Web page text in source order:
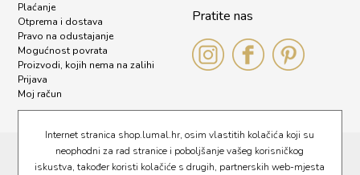
Plaćanje
Otprema i dostava
Pravo na odustajanje
Mogućnost povrata
Proizvodi, kojih nema na zalihi
Prijava
Moj račun
Pratite nas
Pravna obavijest
Internet stranica shop.lumal.hr, osim vlastitih kolačića koji su
neophodni za rad stranice i poboljšanje vašeg korisničkog
iskustva, također koristi kolačiće s drugih, partnerskih web-mjesta